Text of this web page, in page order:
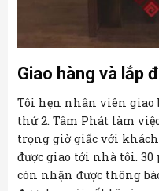
Giao hàng và lắp
Tôi hẹn nhân viên giao
thứ 2. Tâm Phát làm
trọng giờ giấc với
được giao tới nhà tôi.
còn nhận được thông